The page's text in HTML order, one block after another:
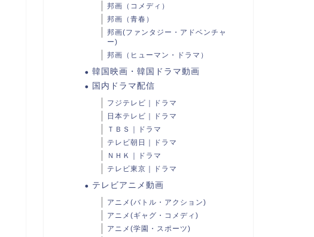
邦画（コメディ）
邦画（青春）
邦画(ファンタジー・アドベンチャ
ー)
邦画（ヒューマン・ドラマ）
韓国映画・韓国ドラマ動画
国内ドラマ配信
フジテレビ｜ドラマ
日本テレビ｜ドラマ
ＴＢＳ｜ドラマ
テレビ朝日｜ドラマ
ＮＨＫ｜ドラマ
テレビ東京｜ドラマ
テレビアニメ動画
アニメ(バトル・アクション)
アニメ(ギャグ・コメディ)
アニメ(学園・スポーツ)